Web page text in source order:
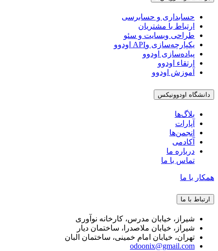
حسابداری و حسابرسی
ارتباط با مشتریان
طراحی وبسایت و سئو
یکپارچه‌سازی وAPI اودوو
پیاده‌سازی اودوو
ارتقاء اودوو
آموزش اودوو
دانشگاه اودوونیکس
بلاگ‌ها
آپارات
انجمن‌ها
آکادمی
درباره ما
تماس با ما
همکار با ما
ارتباط با ما
شیراز، خیابان مدرس، کارخانه نوآوری
شیراز، خیابان ملاصدرا، ساختمان دیار
تهران، خیابان امام خمینی، ساختمان البان
odoonix@gmail.com